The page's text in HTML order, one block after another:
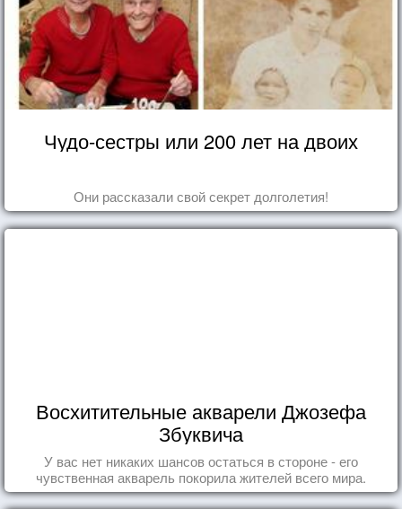
Чудо-сестры или 200 лет на двоих
Они рассказали свой секрет долголетия!
Восхитительные акварели Джозефа
Збуквича
У вас нет никаких шансов остаться в стороне - его
чувственная акварель покорила жителей всего мира.